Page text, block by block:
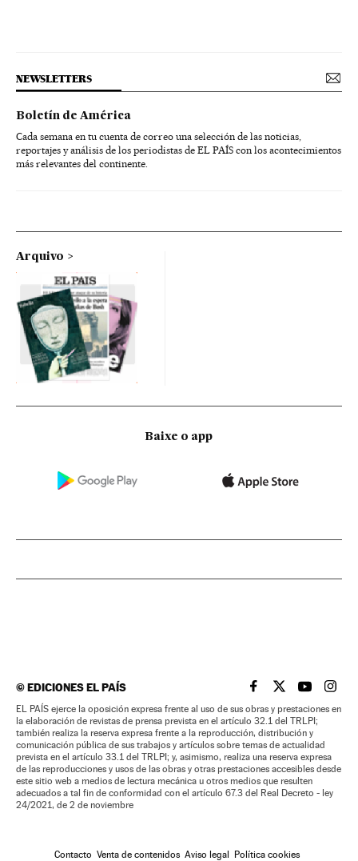
NEWSLETTERS
Boletín de América
Cada semana en tu cuenta de correo una selección de las noticias,
reportajes y análisis de los periodistas de EL PAÍS con los acontecimientos
más relevantes del continente.
Arquivo
Baixe o app
©EDICIONES EL PAÍS EL PAÍS BRASIL EN
EL PAÍSEL PAÍS
EL
EL PAÍS ejerce la oposición expresa frente al uso de sus obras y prestaciones en
la elaboración de revistas de prensa prevista en el artículo 32.1 del TRLPI;
también realiza la reserva expresa frente a la reproducción, distribución y
comunicación pública de sus trabajos y artículos sobre temas de actualidad
prevista en el artículo 33.1 del TRLPI; y, asimismo, realiza una reserva expresa
de las reproducciones y usos de las obras y otras prestaciones accesibles desde
este sitio web a medios de lectura mecánica u otros medios que resulten
adecuados a tal fin de conformidad con el artículo 67.3 del Real Decreto - ley
24/2021, de 2 de noviembre
Contacto Venta de contenidos Aviso legal Política cookies